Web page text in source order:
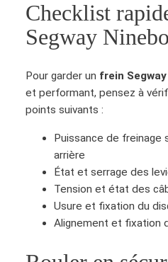
e
f
S
n
Checklist
Segway
Pour garder un frein
et performant, pensez à
points suivants :
Puissance de freinage
arrière
État et serrage des
Tension et état des
Usure et fixation du
Alignement et fixation